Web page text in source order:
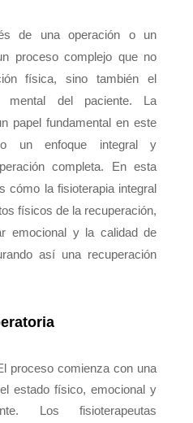
de una operación o un
proceso complejo que no
física, sino también el
mental del paciente. La
papel fundamental en este
un enfoque integral y
completa. En esta
cómo la fisioterapia integral
físicos de la recuperación,
emocional y la calidad de
así una recuperación
proceso comienza con una
estado físico, emocional y
Los fisioterapeutas